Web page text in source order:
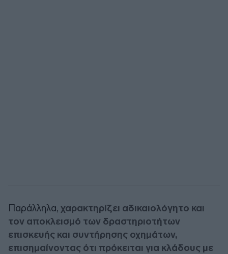
Παράλληλα, χαρακτηρίζει αδικαιολόγητο και
τον αποκλεισμό των δραστηριοτήτων
επισκευής και συντήρησης οχημάτων,
επισημαίνοντας ότι πρόκειται για κλάδους με